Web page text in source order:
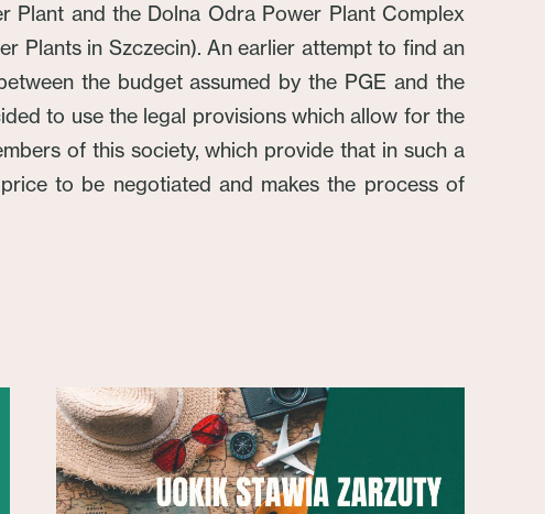
Plant and the Dolna Odra Power Plant Complex
Plants in Szczecin). An earlier attempt to find an
the budget assumed by the PGE and the
to use the legal provisions which allow for the
of this society, which provide that in such a
to be negotiated and makes the process of